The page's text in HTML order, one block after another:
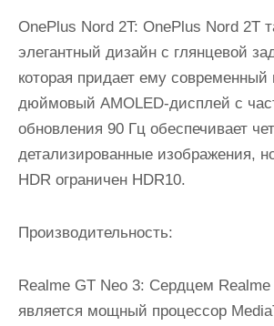
OnePlus Nord 2T: OnePlus Nord 2T
элегантный дизайн с глянцевой
которая придает ему современный
дюймовый AMOLED-дисплей с
обновления 90 Гц обеспечивает
детализированные изображения,
HDR ограничен HDR10.
Производительность:
Realme GT Neo 3: Сердцем Realme
является мощный процессор